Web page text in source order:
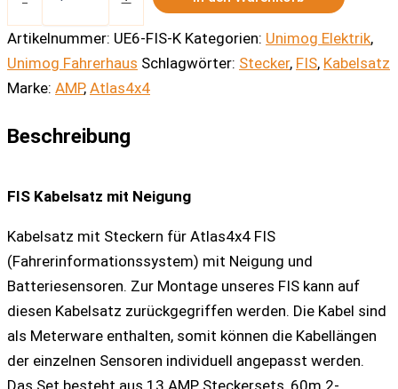
Neigung
Menge
Artikelnummer: UE6-FIS-K Kategorien: Unimog Elektrik,
Unimog Fahrerhaus Schlagwörter: Stecker, FIS, Kabelsatz
Marke: AMP, Atlas4x4
Beschreibung
FIS Kabelsatz mit Neigung
Kabelsatz mit Steckern für Atlas4x4 FIS
(Fahrerinformationssystem) mit Neigung und
Batteriesensoren. Zur Montage unseres FIS kann auf
diesen Kabelsatz zurückgegriffen werden. Die Kabel sind
als Meterware enthalten, somit können die Kabellängen
der einzelnen Sensoren individuell angepasst werden.
Das Set besteht aus 13 AMP Steckersets, 60m 2-